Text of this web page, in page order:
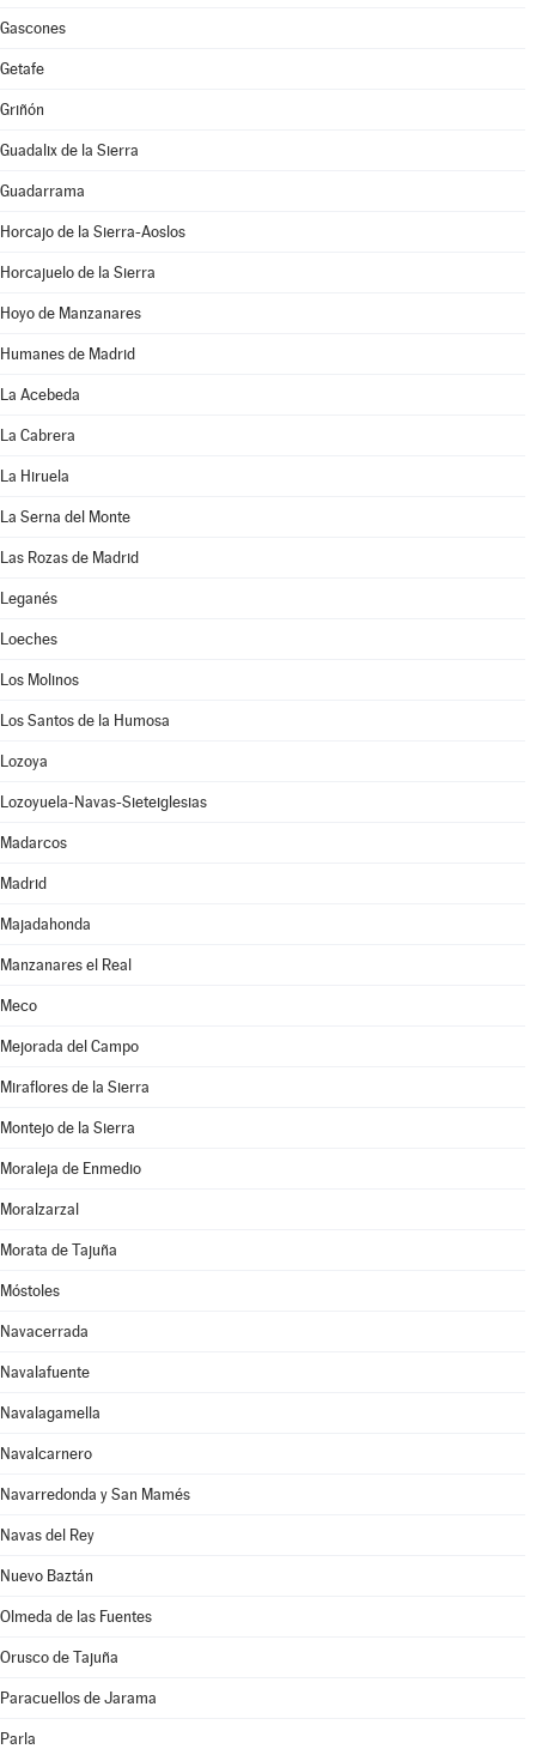
Gascones
Getafe
Griñón
Guadalix de la Sierra
Guadarrama
Horcajo de la Sierra-Aoslos
Horcajuelo de la Sierra
Hoyo de Manzanares
Humanes de Madrid
La Acebeda
La Cabrera
La Hiruela
La Serna del Monte
Las Rozas de Madrid
Leganés
Loeches
Los Molinos
Los Santos de la Humosa
Lozoya
Lozoyuela-Navas-Sieteiglesias
Madarcos
Madrid
Majadahonda
Manzanares el Real
Meco
Mejorada del Campo
Miraflores de la Sierra
Montejo de la Sierra
Moraleja de Enmedio
Moralzarzal
Morata de Tajuña
Móstoles
Navacerrada
Navalafuente
Navalagamella
Navalcarnero
Navarredonda y San Mamés
Navas del Rey
Nuevo Baztán
Olmeda de las Fuentes
Orusco de Tajuña
Paracuellos de Jarama
Parla